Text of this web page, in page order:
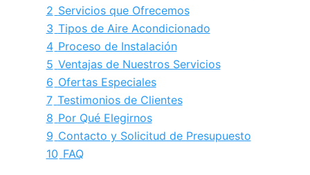
2 Servicios que Ofrecemos
3 Tipos de Aire Acondicionado
4 Proceso de Instalación
5 Ventajas de Nuestros Servicios
6 Ofertas Especiales
7 Testimonios de Clientes
8 Por Qué Elegirnos
9 Contacto y Solicitud de Presupuesto
10 FAQ